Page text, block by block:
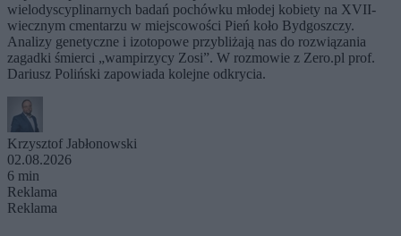
wielodyscyplinarnych badań pochówku młodej kobiety na XVII-
wiecznym cmentarzu w miejscowości Pień koło Bydgoszczy.
Analizy genetyczne i izotopowe przybliżają nas do rozwiązania
zagadki śmierci „wampirzycy Zosi”. W rozmowie z Zero.pl prof.
Dariusz Poliński zapowiada kolejne odkrycia.
Krzysztof Jabłonowski
02.08.2026
6 min
Reklama
Reklama